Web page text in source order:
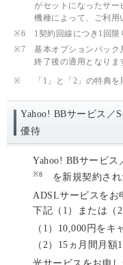
がセットになったサー
機種によって、ご利用
※6
1契約回線につき1回限
※7
基本オプションパック
終了後の適用となりま
※
「1」と「2」の特典
Yahoo! BBサービス／
優待
Yahoo! BBサービス
※8
を新規契約され
ADSLサービスをお
下記（1）または（
（1）10,000円をキ
（2）15ヵ月間月額